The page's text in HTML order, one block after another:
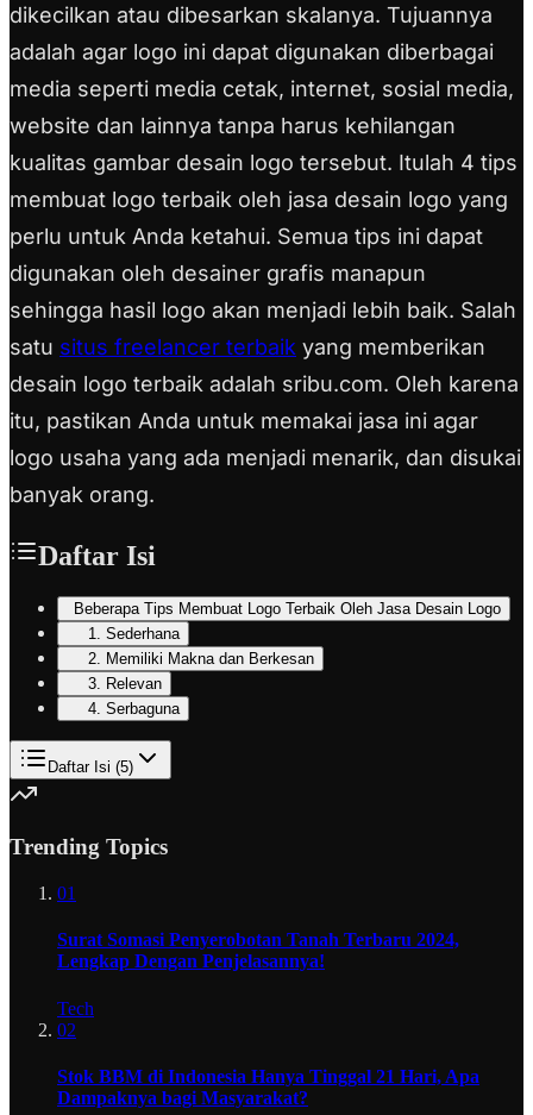
dikecilkan atau dibesarkan skalanya. Tujuannya
adalah agar logo ini dapat digunakan diberbagai
media seperti media cetak, internet, sosial media,
website dan lainnya tanpa harus kehilangan
kualitas gambar desain logo tersebut. Itulah 4 tips
membuat logo terbaik oleh jasa desain logo yang
perlu untuk Anda ketahui. Semua tips ini dapat
digunakan oleh desainer grafis manapun
sehingga hasil logo akan menjadi lebih baik. Salah
satu situs freelancer terbaik yang memberikan
desain logo terbaik adalah sribu.com. Oleh karena
itu, pastikan Anda untuk memakai jasa ini agar
logo usaha yang ada menjadi menarik, dan disukai
banyak orang.
Daftar Isi
Beberapa Tips Membuat Logo Terbaik Oleh Jasa Desain Logo
1. Sederhana
2. Memiliki Makna dan Berkesan
3. Relevan
4. Serbaguna
Daftar Isi (5)
Trending Topics
01
Surat Somasi Penyerobotan Tanah Terbaru 2024,
Lengkap Dengan Penjelasannya!
Tech
02
Stok BBM di Indonesia Hanya Tinggal 21 Hari, Apa
Dampaknya bagi Masyarakat?